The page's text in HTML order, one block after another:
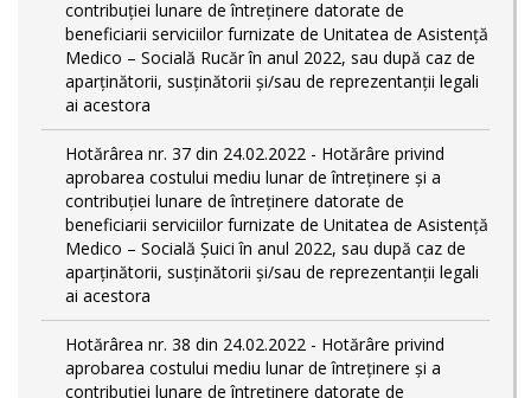
contribuției lunare de întreținere datorate de
beneficiarii serviciilor furnizate de Unitatea de Asistență
Medico – Socială Rucăr în anul 2022, sau după caz de
aparținătorii, susținătorii și/sau de reprezentanții legali
ai acestora
Hotărârea nr. 37 din 24.02.2022 - Hotărâre privind
aprobarea costului mediu lunar de întreținere și a
contribuției lunare de întreținere datorate de
beneficiarii serviciilor furnizate de Unitatea de Asistență
Medico – Socială Șuici în anul 2022, sau după caz de
aparținătorii, susținătorii și/sau de reprezentanții legali
ai acestora
Hotărârea nr. 38 din 24.02.2022 - Hotărâre privind
aprobarea costului mediu lunar de întreținere și a
contribuției lunare de întreținere datorate de